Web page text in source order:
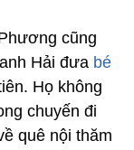
cũng
Hải đưa bé
Họ không
chuyến đi
quê nội thăm